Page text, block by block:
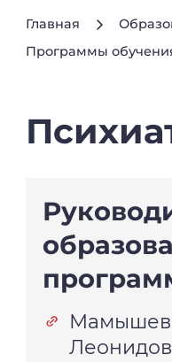
Главная
Программы